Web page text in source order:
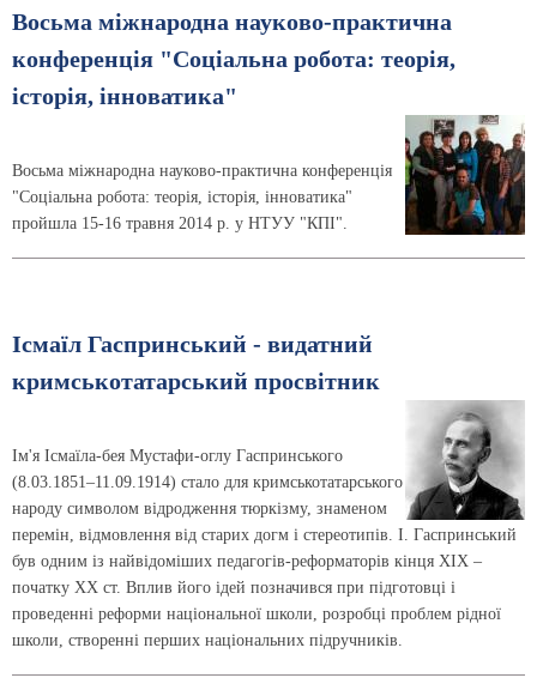
Восьма міжнародна науково-практична
конференція "Соціальна робота: теорія,
історія, інноватика"
Восьма міжнародна науково-практична конференція
"Соціальна робота: теорія, історія, інноватика"
пройшла 15-16 травня 2014 р. у НТУУ "КПІ".
Ісмаїл Гаспринський - видатний
кримськотатарський просвітник
Ім'я Ісмаїла-бея Мустафи-оглу Гаспринського
(8.03.1851–11.09.1914) стало для кримськотатарського
народу символом відродження тюркізму, знаменом
перемін, відмовлення від старих догм і стереотипів. І. Гаспринський
був одним із найвідоміших педагогів-реформаторів кінця XIX –
початку ХХ ст. Вплив його ідей позначився при підготовці і
проведенні реформи національної школи, розробці проблем рідної
школи, створенні перших національних підручників.